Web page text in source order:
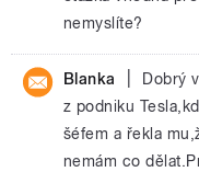
nemyslíte?
Blanka
Dobrý
z podniku
šéfem a řekla
nemám co